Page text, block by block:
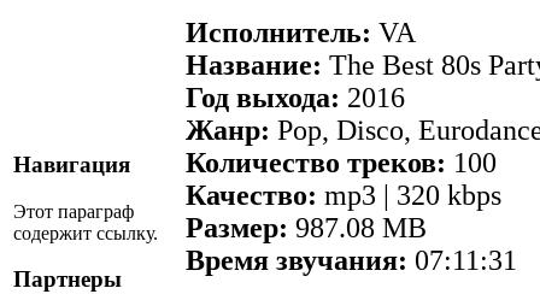
Навигация
Этот параграф
содержит ссылку.
Партнеры
Исполнитель: VA
Название: The Best 80s
Год выхода: 2016
Жанр: Pop, Disco,
Количество треков: 100
Качество: mp3 | 320 kbps
Размер: 987.08 MB
Время звучания: 07:11:31